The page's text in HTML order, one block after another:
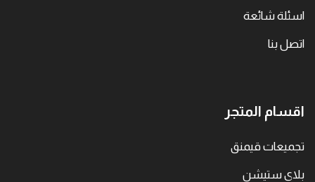
اسئلة شائعة
اتصل بنا
اقسام المتجر
تجميعات قيمنق
بلاي ستيشن